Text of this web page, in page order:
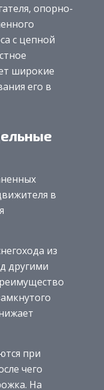
опорно-
с цепной
широкие
его в
в
из
другими
при
чего
На